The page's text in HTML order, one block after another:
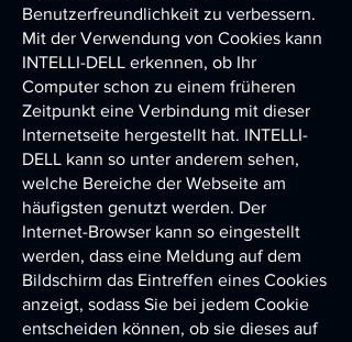
Benutzerfreundlichkeit zu verbessern.
Mit der Verwendung von Cookies kann
INTELLI-DELL erkennen, ob Ihr
Computer schon zu einem früheren
Zeitpunkt eine Verbindung mit dieser
Internetseite hergestellt hat. INTELLI-
DELL kann so unter anderem sehen,
welche Bereiche der Webseite am
häufigsten genutzt werden. Der
Internet-Browser kann so eingestellt
werden, dass eine Meldung auf dem
Bildschirm das Eintreffen eines Cookies
anzeigt, sodass Sie bei jedem Cookie
entscheiden können, ob sie dieses auf